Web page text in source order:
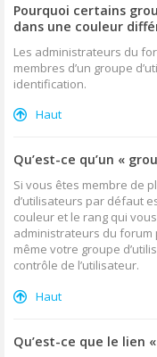
Pourquoi certains
dans une couleur
Les administrateurs du
membres d’un groupe
identification.
Haut
Qu’est-ce qu’un «
Si vous êtes membre de
d’utilisateurs par défaut
couleur et le rang qui
administrateurs du
même votre groupe
contrôle de l’utilisateur.
Haut
Qu’est-ce que le lien «